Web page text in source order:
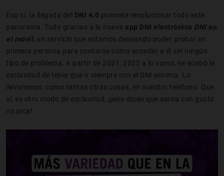
Eso sí, la llegada del DNI 4.0 promete revolucionar todo este
panorama. Todo gracias a la nueva app DNI electrónico DNI en
el móvil, un servicio que estamos deseando poder probar en
primera persona para contaros cómo acceder a él sin ningún
tipo de problema. A partir de 2021, 2022 a lo sumo, se acabó la
esclavitud de tener que ir siempre con el DNI encima. Lo
llevaremos, como tantas otras cosas, en nuestro teléfono. Que
sí, es otro modo de esclavitud, ¡pero dicen que sarna con gusto
no pica!